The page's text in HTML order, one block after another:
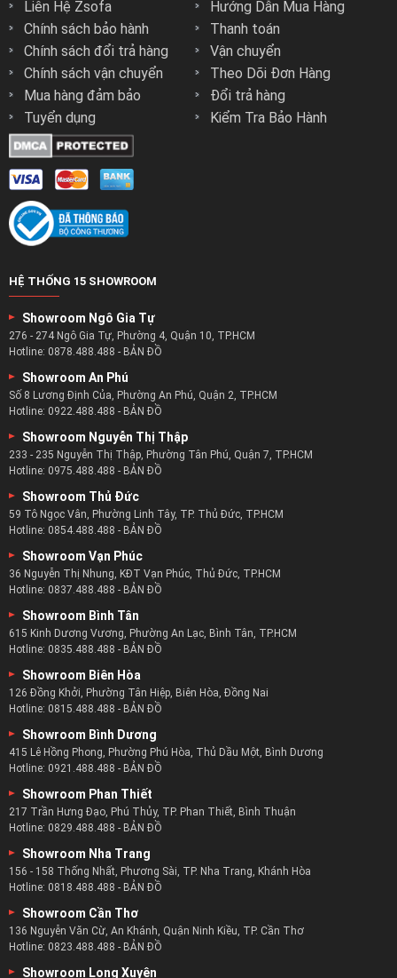
từ công nghệ Ý đẳng cấp - 100% Da Bò Ý Tự Nhiên
THÔNG TIN CHUNG
Liên Hệ Zsofa
Chính sách bảo hành
Chính sách đổi trả hàng
Chính sách vận chuyển
Mua hàng đảm bảo
Tuyển dụng
DÀNH CHO NGƯỜI MUA
Hướng Dẫn Mua Hàng
HỆ THỐNG 15 SHOWROOM
276 - 274 Ngô Gia Tự, Phường 4, Quận 10, TP.HCM
Hotline:0878.488.488 - BẢN ĐỒ
Số 8 Lương Định Của, Phường An Phú, Quận 2, TP.HCM
Hotline:0922.488.488-BẢN ĐỒ
233 - 235 Nguyễn Thị Thập, Phường Tân Phú, Quận 7, TP.HCM
Hotline:0975.488.488-BẢN ĐỒ
59 Tô Ngọc Vân, Phường Linh Tây, TP. Thủ Đức, TP.HCM
Hotline:0854.488.488-BẢN ĐỒ
36 Nguyễn Thị Nhung, KĐT Vạn Phúc, Thủ Đức, TP.HCM
Hotline:0837.488.488-BẢN ĐỒ
615 Kinh Dương Vương, Phường An Lạc, Bình Tân, TP.HCM
Hotline:0835.488.488-BẢN ĐỒ
126 Đồng Khởi, Phường Tân Hiệp, Biên Hòa, Đồng Nai
Hotline:0815.488.488-BẢN ĐỒ
415 Lê Hồng Phong, Phường Phú Hòa, Thủ Dầu Một, Bình Dương
Hotline:0921.488.488-BẢN ĐỒ
217 Trần Hưng Đạo, Phú Thủy, TP. Phan Thiết, Bình Thuận
Hotline:0829.488.488- BẢN ĐỒ